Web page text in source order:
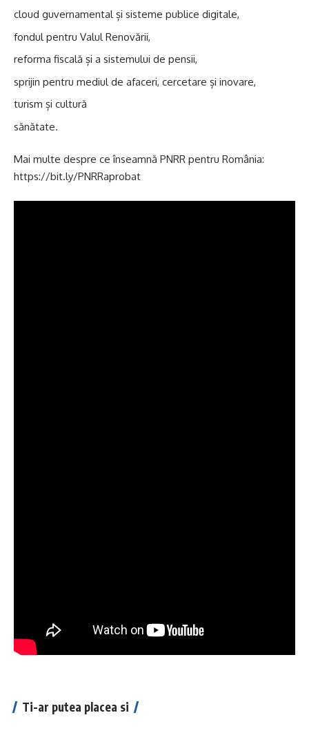
cloud guvernamental și sisteme publice digitale,
fondul pentru Valul Renovării,
reforma fiscală și a sistemului de pensii,
sprijin pentru mediul de afaceri, cercetare și inovare,
turism și cultură
sănătate.
Mai multe despre ce înseamnă PNRR pentru România:
https://bit.ly/PNRRaprobat
Ti-ar putea placea si